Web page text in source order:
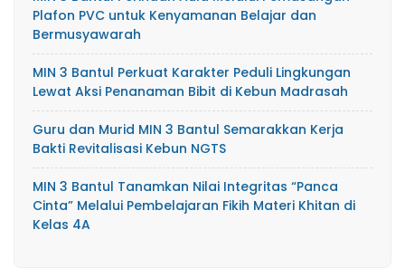
Plafon PVC untuk Kenyamanan Belajar dan
Bermusyawarah
MIN 3 Bantul Perkuat Karakter Peduli Lingkungan
Lewat Aksi Penanaman Bibit di Kebun Madrasah
Guru dan Murid MIN 3 Bantul Semarakkan Kerja
Bakti Revitalisasi Kebun NGTS
MIN 3 Bantul Tanamkan Nilai Integritas “Panca
Cinta” Melalui Pembelajaran Fikih Materi Khitan di
Kelas 4A